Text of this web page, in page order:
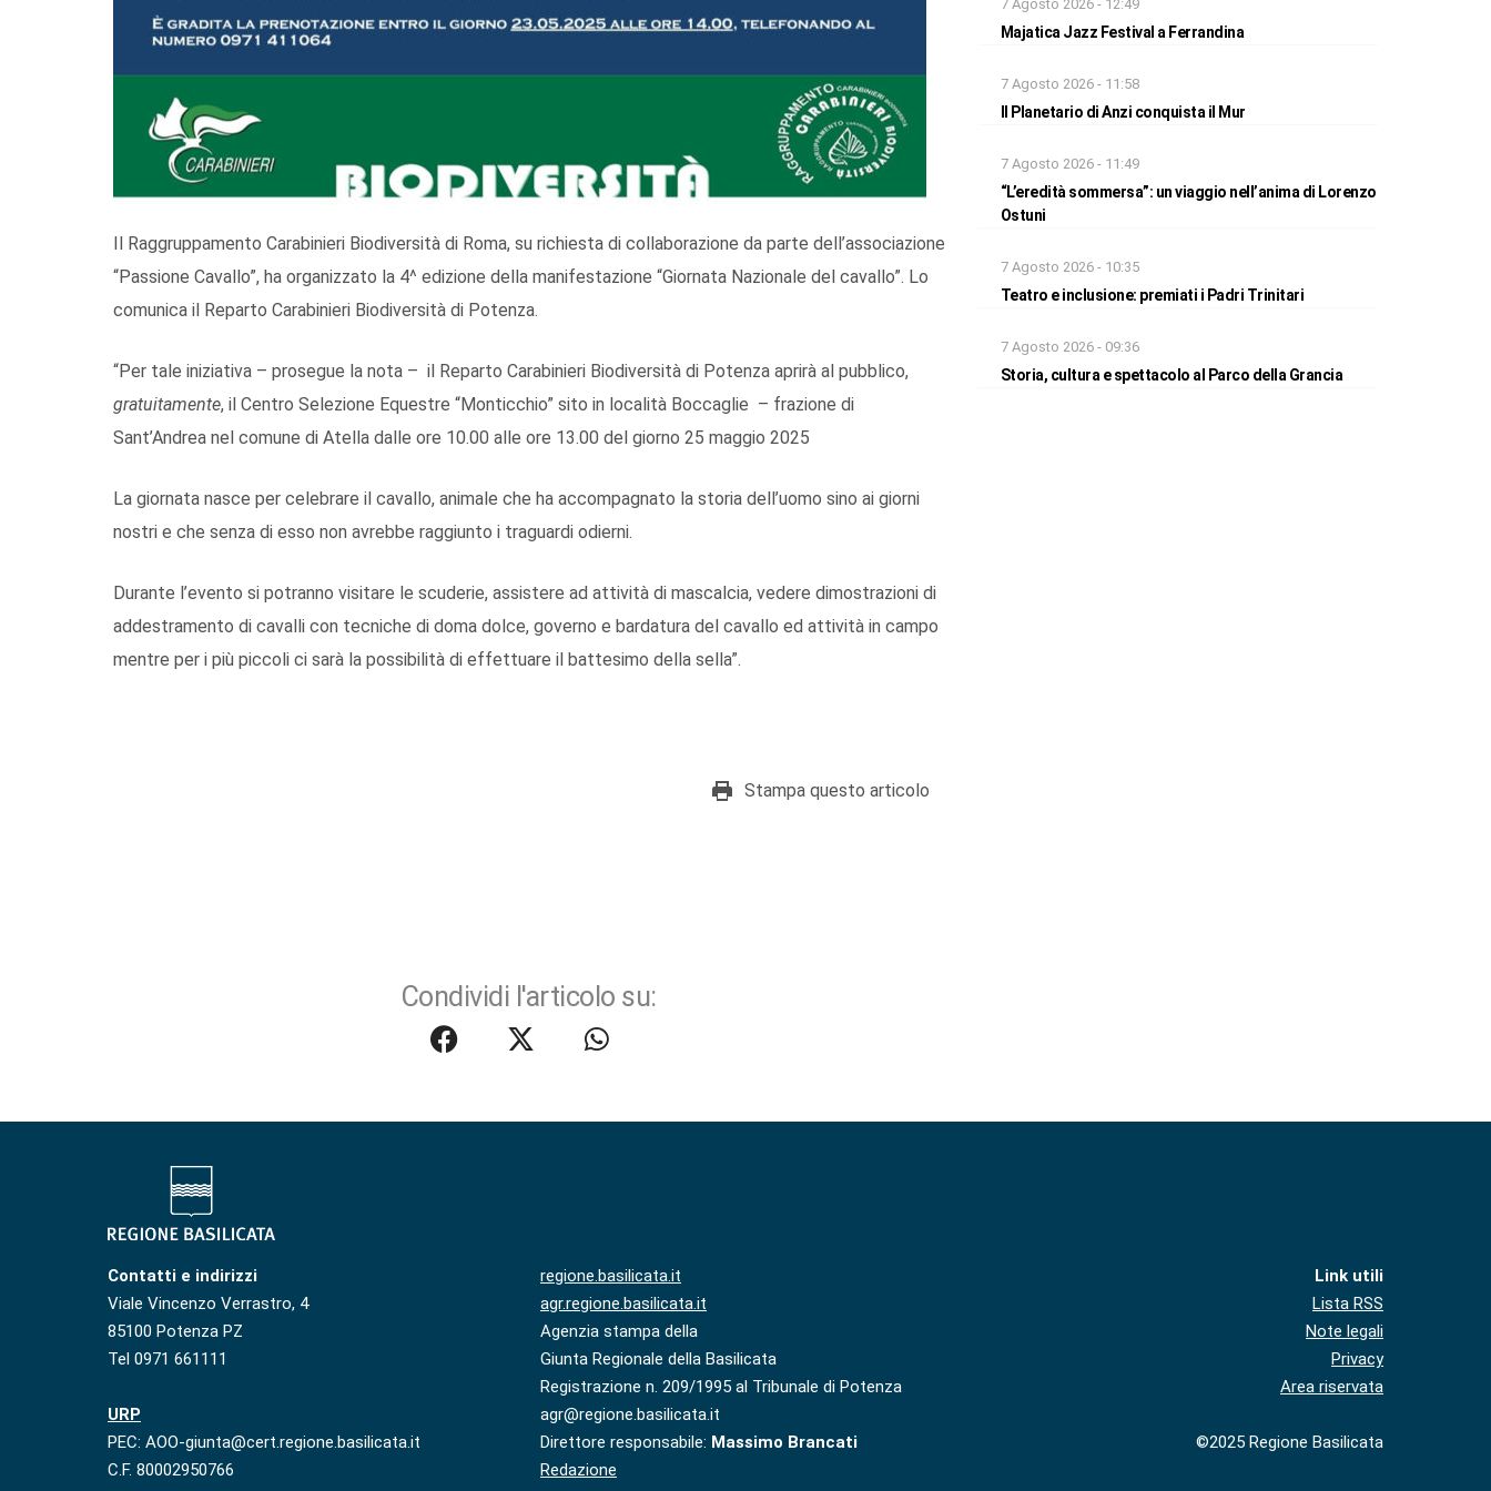
Il Raggruppamento Carabinieri Biodiversità di Roma, su richiesta di collaborazione da parte dell’associazione
“Passione Cavallo”, ha organizzato la 4^ edizione della manifestazione “Giornata Nazionale del cavallo”. Lo
comunica il Reparto Carabinieri Biodiversità di Potenza.
“Per tale iniziativa – prosegue la nota – il Reparto Carabinieri Biodiversità di Potenza aprirà al pubblico,
gratuitamente, il Centro Selezione Equestre “Monticchio” sito in località Boccaglie – frazione di
Sant’Andrea nel comune di Atella dalle ore 10.00 alle ore 13.00 del giorno 25 maggio 2025
La giornata nasce per celebrare il cavallo, animale che ha accompagnato la storia dell’uomo sino ai giorni
nostri e che senza di esso non avrebbe raggiunto i traguardi odierni.
Durante l’evento si potranno visitare le scuderie, assistere ad attività di mascalcia, vedere dimostrazioni di
addestramento di cavalli con tecniche di doma dolce, governo e bardatura del cavallo ed attività in campo
mentre per i più piccoli ci sarà la possibilità di effettuare il battesimo della sella”.
Stampa questo articolo
Condividi l'articolo su:
7 Agosto 2026 - 12:49
Majatica Jazz Festival a Ferrandina
7 Agosto 2026 - 11:58
Il Planetario di Anzi conquista il Mur
7 Agosto 2026 - 11:49
“L’eredità sommersa”: un viaggio nell’anima di Lorenzo
Ostuni
7 Agosto 2026 - 10:35
Teatro e inclusione: premiati i Padri Trinitari
7 Agosto 2026 - 09:36
Storia, cultura e spettacolo al Parco della Grancia
Contatti e indirizzi
Viale Vincenzo Verrastro, 4
85100 Potenza PZ
Tel 0971 661111
URP
PEC: AOO-giunta@cert.regione.basilicata.it
C.F. 80002950766
regione.basilicata.it
agr.regione.basilicata.it
Agenzia stampa della
Giunta Regionale della Basilicata
Registrazione n. 209/1995 al Tribunale di Potenza
agr@regione.basilicata.it
Direttore responsabile: Massimo Brancati
Redazione
Link utili
Lista RSS
Note legali
Privacy
Area riservata
©2025 Regione Basilicata